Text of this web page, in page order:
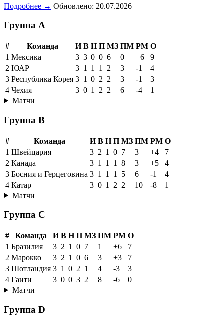
Подробнее → Обновлено: 20.07.2026
Группа A
# Команда И В Н П МЗ ПМ РМ О
1 Мексика 3 3 0 0 6 0 +6
9
2 ЮАР 3 1 1 1 2 3 -1
4
3 Республика Корея 3 1 0 2 2 3 -1
3
4 Чехия 3 0 1 2 2 6 -4
1
Матчи
Группа B
# Команда И В Н П МЗ ПМ РМ О
1 Швейцария 3 2 1 0 7 3 +4
7
2 Канада 3 1 1 1 8 3 +5
4
3 Босния и Герцеговина 3 1 1 1 5 6 -1
4
4 Катар 3 0 1 2 2 10 -8
1
Матчи
Группа C
# Команда И В Н П МЗ ПМ РМ О
1 Бразилия 3 2 1 0 7 1 +6
7
2 Марокко 3 2 1 0 6 3 +3
7
3 Шотландия 3 1 0 2 1 4 -3
3
4 Гаити 3 0 0 3 2 8 -6
0
Матчи
Группа D